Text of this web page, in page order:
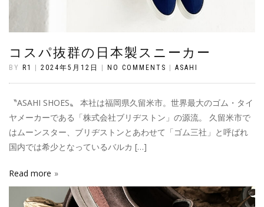
コスパ抜群の日本製スニーカー
BY R1 | 2024年5月12日 | NO COMMENTS | ASAHI
〝ASAHI SHOES〟 本社は福岡県久留米市。世界最大のゴム・タイ
ヤメーカーである「株式会社ブリヂストン」の源流。 久留米市で
はムーンスター、ブリヂストンとあわせて「ゴム三社」と呼ばれ
国内では希少となっているバルカ […]
Read more